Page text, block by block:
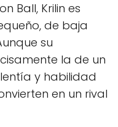
Ball, Krilin es
de baja
su
la de un
y habilidad
en un rival